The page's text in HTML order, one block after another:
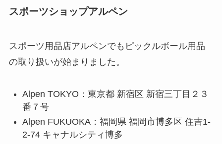
スポーツショップアルペン
スポーツ用品店アルペンでもピックルボール用品
の取り扱いが始まりました。
Alpen TOKYO：東京都 新宿区 新宿三丁目２３
番７号
Alpen FUKUOKA：福岡県 福岡市博多区 住吉1-
2-74 キャナルシティ博多